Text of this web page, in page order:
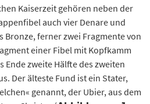
Kaiserzeit gehören neben der
auch vier Denare und
Bronze, ferner zwei Fragmente von
einer Fibel mit Kopfkamm
Ende zweite Hälfte des zweiten
Der älteste Fund ist ein Stater,
genannt, der Ubier, aus dem